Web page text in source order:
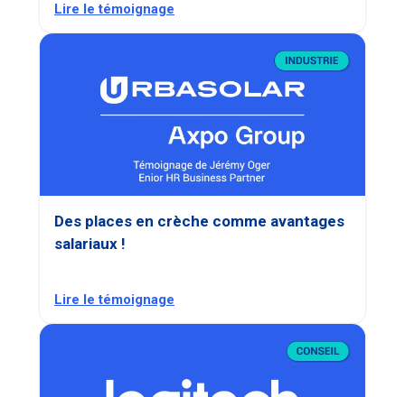
Lire le témoignage
Des places en crèche comme avantages
salariaux !
Lire le témoignage